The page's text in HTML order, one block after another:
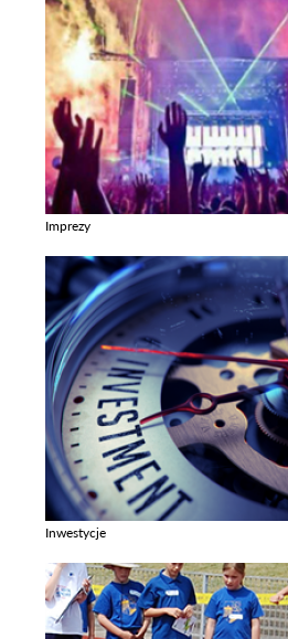
Imprezy
Inwestycje